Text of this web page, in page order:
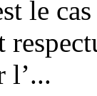
le
l’...